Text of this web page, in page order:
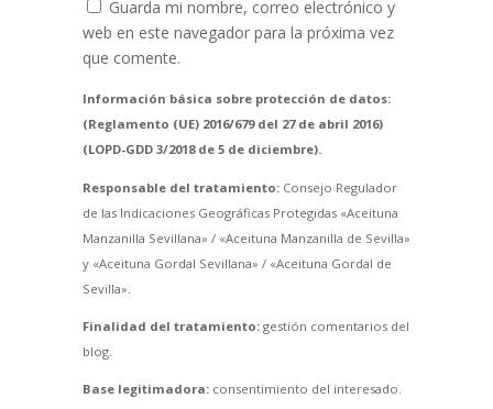
Guarda mi nombre, correo electrónico y
web en este navegador para la próxima vez
que comente.
Información básica sobre protección de datos:
(Reglamento (UE) 2016/679 del 27 de abril 2016)
(LOPD-GDD 3/2018 de 5 de diciembre).
Responsable del tratamiento:Consejo Regulador
de las Indicaciones Geográficas Protegidas «Aceituna
Manzanilla Sevillana» / «Aceituna Manzanilla de Sevilla»
y «Aceituna Gordal Sevillana» / «Aceituna Gordal de
Sevilla».
Finalidad del tratamiento:gestión comentarios del
blog.
Base legitimadora:consentimiento del interesado.